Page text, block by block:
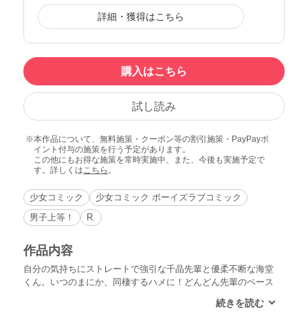
詳細・獲得はこちら
購入はこちら
試し読み
本作品について、無料施策・クーポン等の割引施策・PayPayポ
イント付与の施策を行う予定があります。
この他にもお得な施策を常時実施中、また、今後も実施予定で
す。詳しくはこちら 。
少女コミック
少女コミック ボーイズラブコミック
男子上等！
R.
作品内容
自分の気持ちにストレートで強引な千晶先輩と優柔不断な海堂
くん。いつのまにか、同棲するハメに！どんどん先輩のペース
のやりとりが楽しい、ドタバタボーイズラブ・コメディの世界